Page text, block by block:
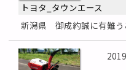
トヨタ_タウンエース
新潟県 御成約誠に有難う